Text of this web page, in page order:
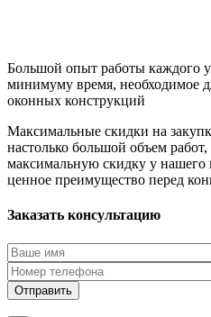
Большой опыт работы каждого
минимуму время, необходимое
оконных конструкций
Максимальные скидки на
настолько большой объем работ,
максимальную скидку у нашего
ценное преимущество перед
Заказать консультацию